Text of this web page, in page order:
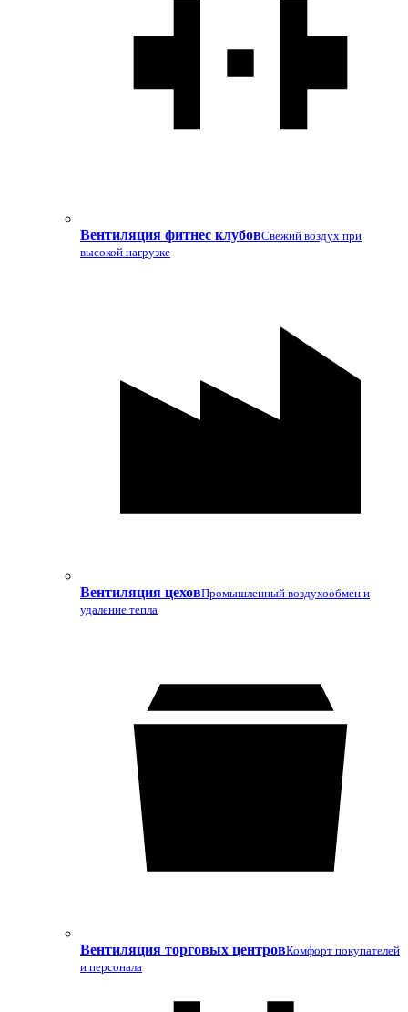
Вентиляция фитнес клубовСвежий воздух при
высокой нагрузке
Вентиляция цеховПромышленный воздухообмен и
удаление тепла
Вентиляция торговых центровКомфорт покупателей
и персонала